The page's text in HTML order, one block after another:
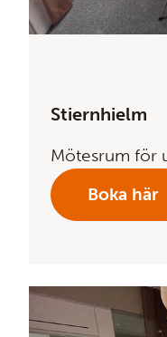
Stiernhielm
Mötesrum för
Boka här